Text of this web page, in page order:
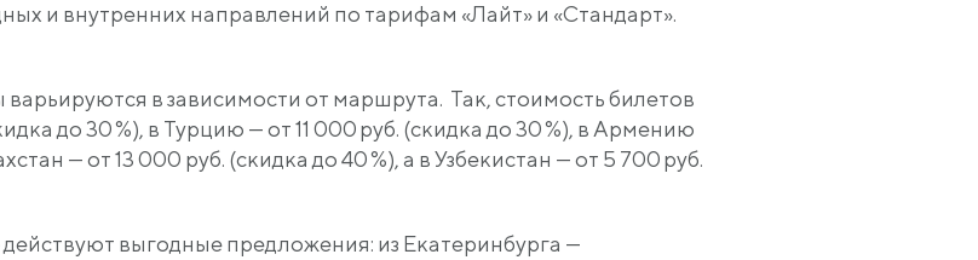
и внутренних направлений по тарифам «Лайт» и «Стандарт».
в зависимости от маршрута. Так, стоимость билетов
до 30 %), в Турцию — от 11 000 руб. (скидка до 30 %), в Армению
— от 13 000 руб. (скидка до 40 %), а в Узбекистан — от 5 700 руб.
выгодные предложения: из Екатеринбурга —